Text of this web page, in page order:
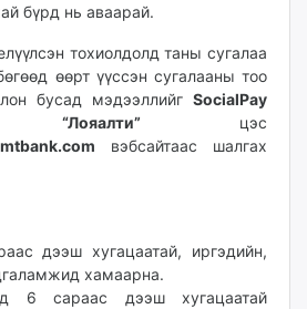
бүрд нь аваарай.
тохиолдолд таны сугалаа
өөрт үүссэн сугалааны тоо
бусад мэдээллийг SocialPay
“Лояалти” цэс
вэбсайтаас шалгах
дээш хугацаатай, иргэдийн,
хамаарна.
6 сараас дээш хугацаатай